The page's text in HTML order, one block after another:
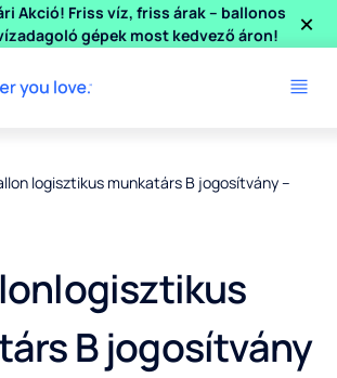
Akció! Friss víz, friss árak – ballonos
gépek most kedvező áron!
×
logisztikus munkatárs B jogosítvány –
B jogosítvány